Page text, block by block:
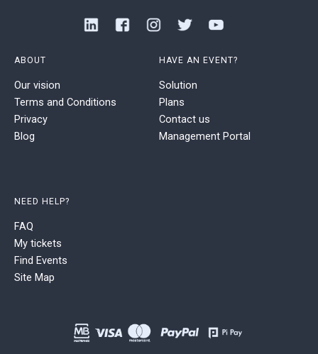
ABOUT
Our vision
Terms and Conditions
Privacy
Blog
HAVE AN EVENT?
Solution
Plans
Contact us
Management Portal
NEED HELP?
FAQ
My tickets
Find Events
Site Map